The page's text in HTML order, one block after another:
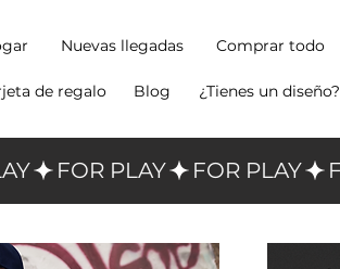
Nuevas llegadas Comprar todo
de regalo Blog ¿Tienes un diseño?